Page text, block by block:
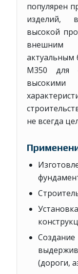
популярен
изделий,
высокой
внешним
актуальным
М350 для
не всегда
(дороги,